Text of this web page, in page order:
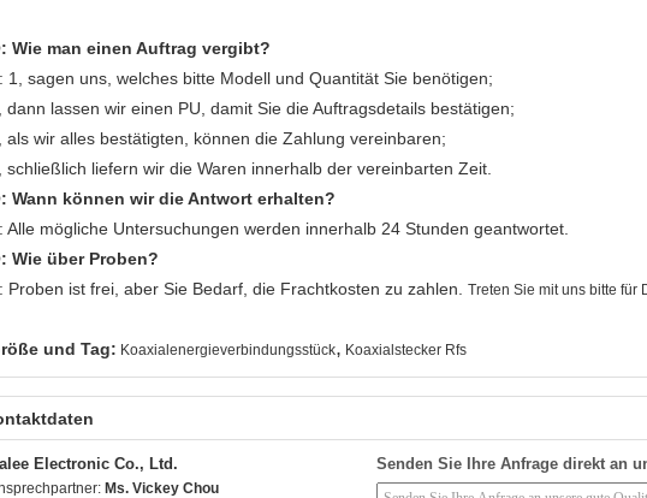
Wie man einen Auftrag vergibt?
1, sagen uns, welches bitte Modell und Quantität Sie benötigen;
dann lassen wir einen PU, damit Sie die Auftragsdetails bestätigen;
als wir alles bestätigten, können die Zahlung vereinbaren;
schließlich liefern wir die Waren innerhalb der vereinbarten Zeit.
Wann können wirdieAntwort erhalten?
Alle mögliche Untersuchungen werden innerhalb 24 Stunden geantwortet.
Wie über Proben?
Proben ist frei, aber Sie Bedarf, die Frachtkosten zu zahlen. Treten Sie mit uns bitte für
und Tag: Koaxialenergieverbindungsstück, Koaxialstecker Rfs
Electronic Co., Ltd.
Ms. Vickey Chou
Senden Sie Ihre Anfrage direkt an